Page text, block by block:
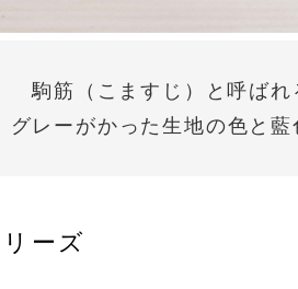
駒筋（こますじ）と呼ば
グレーがかった生地の色と
ーズ